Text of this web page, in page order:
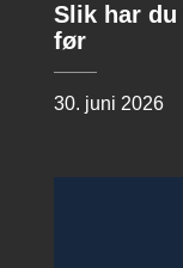
Slik har
før
30. juni 2026